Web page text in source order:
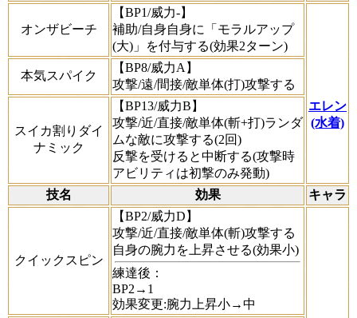
オンザビーチ
【BP1/威力-】
補助/自身自身に「モラルアップ
(大)」を付与する(効果2ターン)
エレン
(水着)
本気スパイク
【BP8/威力A】
攻撃/遠/間接/敵単体(打)攻撃する
スイカ割りダイ
ナミック
【BP13/威力B】
攻撃/近/直接/敵単体(斬+打)ランダ
ムな敵に攻撃する(2回)
反撃を受けると中断する(攻撃時
アビリティは初撃のみ発動)
技名
効果 キャラ
クイックスピン
【BP2/威力D】
攻撃/近/直接/敵単体(斬)攻撃する
自身の腕力を上昇させる(効果小)
練達後：
BP2→1
効果変更:腕力上昇小→中